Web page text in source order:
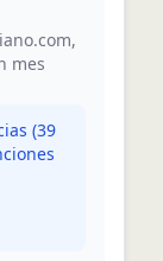
,
mes
(39